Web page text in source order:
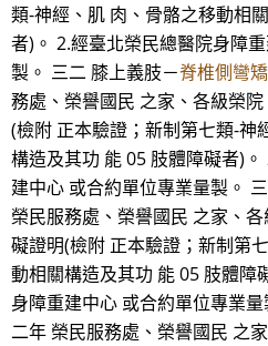
類-神經、肌 肉、骨骼之移動相
者)。 2.經臺北榮民總醫院身障
製。 三二 膝上義肢－脊椎側彎
務處、榮譽國民 之家、各級榮
(檢附 正本驗證；新制第七類-神
構造及其功 能 05 肢體障礙者)
建中心 或合約單位專業量製。
榮民服務處、榮譽國民 之家、
礙證明(檢附 正本驗證；新制第
動相關構造及其功 能 05 肢體障
身障重建中心 或合約單位專業
二年 榮民服務處、榮譽國民 之